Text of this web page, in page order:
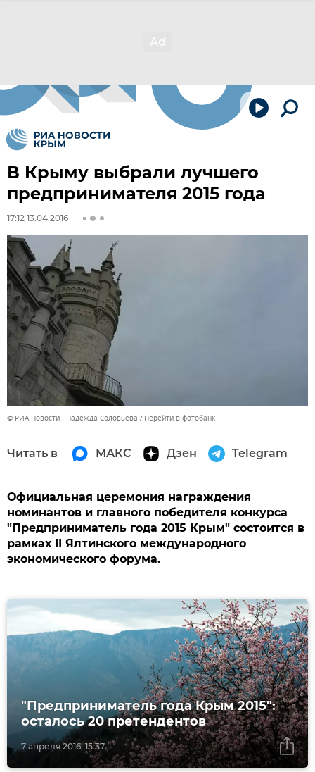
В Крыму выбрали лучшего
предпринимателя 2015 года
17:12 13.04.2016
© РИА Новости . Надежда Соловьева Перейти в фотобанк
Читать в МАКС Дзен Telegram
Официальная церемония награждения
номинантов и главного победителя конкурса
"Предприниматель года 2015 Крым" состоится в
рамках II Ялтинского международного
экономического форума.
7 апреля 2016, 15:37
"Предприниматель года Крым 2015":
осталось 20 претендентов